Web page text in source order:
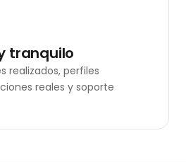
tranquilo
realizados, perfiles
reales y soporte